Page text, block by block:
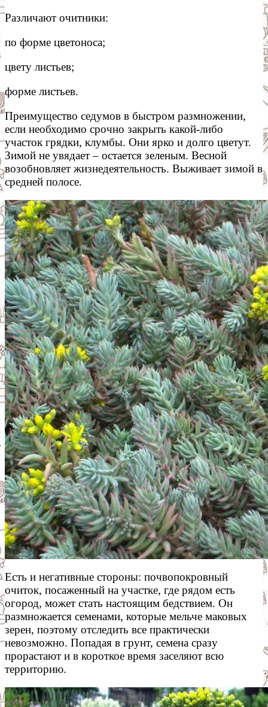
Различают очитники:
по форме цветоноса;
цвету листьев;
форме листьев.
Преимущество седумов в быстром размножении,
если необходимо срочно закрыть какой-либо
участок грядки, клумбы. Они ярко и долго цветут.
Зимой не увядает – остается зеленым. Весной
возобновляет жизнедеятельность. Выживает зимой в
средней полосе.
Есть и негативные стороны: почвопокровный
очиток, посаженный на участке, где рядом есть
огород, может стать настоящим бедствием. Он
размножается семенами, которые мельче маковых
зерен, поэтому отследить все практически
невозможно. Попадая в грунт, семена сразу
прорастают и в короткое время заселяют всю
территорию.